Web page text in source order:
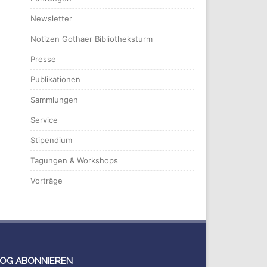
Newsletter
Notizen Gothaer Bibliotheksturm
Presse
Publikationen
Sammlungen
Service
Stipendium
Tagungen & Workshops
Vorträge
ABONNIEREN